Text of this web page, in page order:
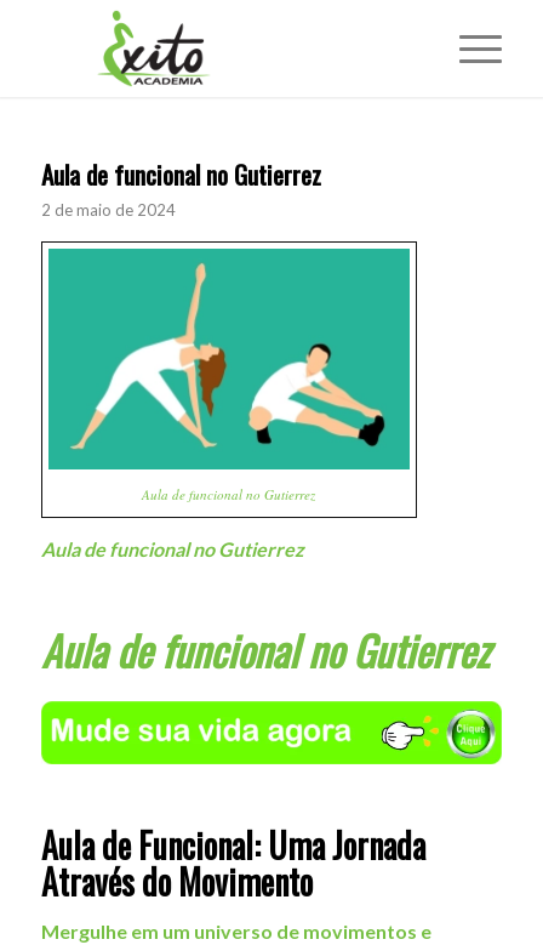
Aula de funcional no Gutierrez
2 de maio de 2024
Aula de funcional no Gutierrez
Aula de funcional no Gutierrez
Aula de funcional no Gutierrez
Aula de Funcional: Uma Jornada
Através do Movimento
Mergulhe em um universo de movimentos e